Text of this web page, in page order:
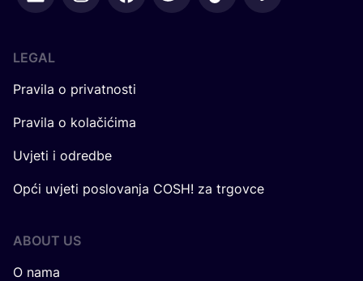
LEGAL
Pravila o privatnosti
Pravila o kolačićima
Uvjeti i odredbe
Opći uvjeti poslovanja COSH! za trgovce
ABOUT US
O nama